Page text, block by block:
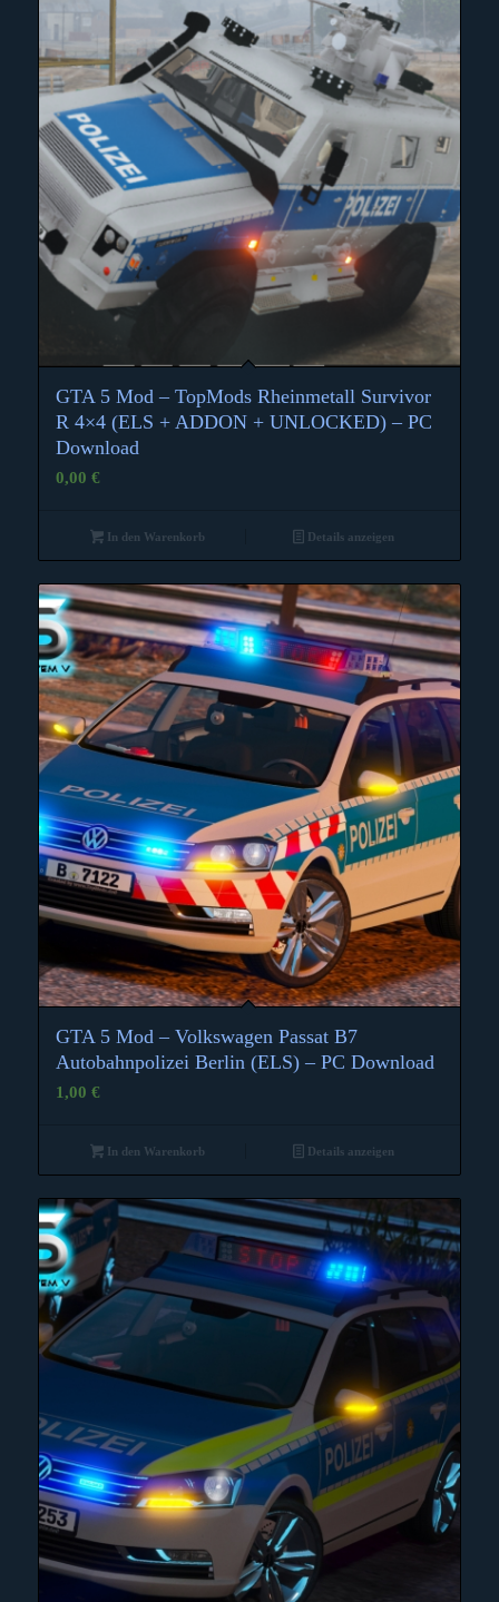
4.33
GTA 5 Mod – TopMods Rheinmetall Survivor
R 4×4 (ELS + ADDON + UNLOCKED) – PC
Download
0,00 €
In den Warenkorb Details anzeigen
GTA 5 Mod – Volkswagen Passat B7
Autobahnpolizei Berlin (ELS) – PC Download
1,00 €
In den Warenkorb Details anzeigen